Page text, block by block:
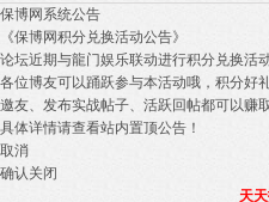
保博网系统公告
《保博网积分兑换活动公告》
论坛近期与龍门娱乐联动进行积分兑换活
各位博友可以踊跃参与本活动哦，积分好
邀友、发布实战帖子、活跃回帖都可以赚
具体详情请查看站内置顶公告！
取消
确认关闭
天